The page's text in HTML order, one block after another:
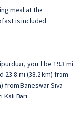
meal at the
is included.
you ll be 19.3 mi
23.8 mi (38.2 km) from
from Baneswar Siva
Kali Bari.